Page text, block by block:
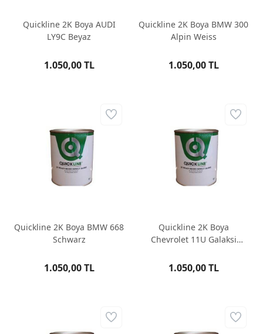
Quickline 2K Boya AUDI
LY9C Beyaz
1.050,00 TL
Quickline 2K Boya BMW 300
Alpin Weiss
1.050,00 TL
Quickline 2K Boya BMW 668
Schwarz
1.050,00 TL
Quickline 2K Boya
Chevrolet 11U Galaksi
1.050,00 TL